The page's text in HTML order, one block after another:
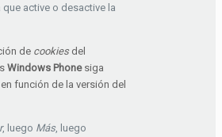
active o desactive la
de cookiesdel
Windows Phonesiga
función de la versión del
, luego Más, luego